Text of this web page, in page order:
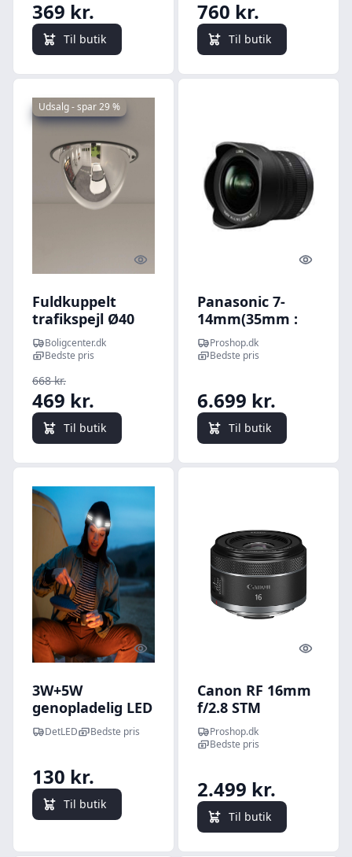
369 kr.
Til butik
760 kr.
Til butik
Udsalg - spar 29 %
Quick look
Fuldkuppelt
trafikspejl Ø40
cm i akryl - 90°
vidvinkel
Boligcenter.dk
Bedste pris
668 kr.
469 kr.
Til butik
Quick
Panasonic 7-
14mm(35mm :
14-28mm) Lens
GH1
Proshop.dk
Bedste pris
6.699 kr.
Til butik
Quick look
3W+5W
genopladelig LED
pandelampe -
470lm, 230°
inkl. batteri
DetLED Bedste pris
130 kr.
Til butik
Quick
Canon RF 16mm
f/2.8 STM
Proshop.dk
Bedste pris
2.499 kr.
Til butik